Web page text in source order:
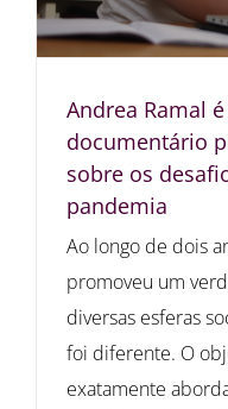
Andrea Ramal
documentário
sobre os
pandemia
Ao longo de dois
promoveu um
diversas esferas
foi diferente. O
exatamente